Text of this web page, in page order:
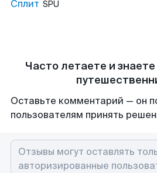
Сплит SPU
Часто летаете и
Оставьте комментарий — он
пользователям принять